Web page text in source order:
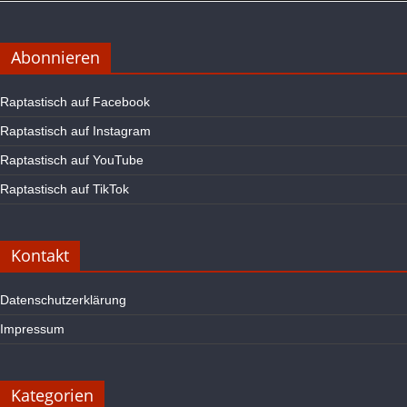
Abonnieren
Raptastisch auf Facebook
Raptastisch auf Instagram
Raptastisch auf YouTube
Raptastisch auf TikTok
Kontakt
Datenschutzerklärung
Impressum
Kategorien